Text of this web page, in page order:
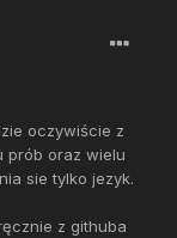
oczywiście z
prób oraz wielu
sie tylko jezyk.
z githuba